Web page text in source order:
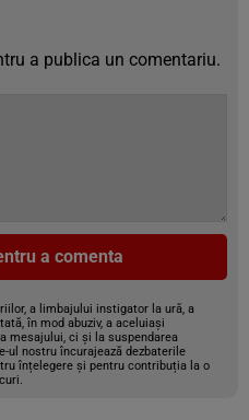
a publica un comentariu.
a comenta
a limbajului instigator la ură, a
în mod abuziv, a aceluiași
mesajului, ci și la suspendarea
ul nostru încurajează dezbaterile
înțelegere și pentru contribuția la o